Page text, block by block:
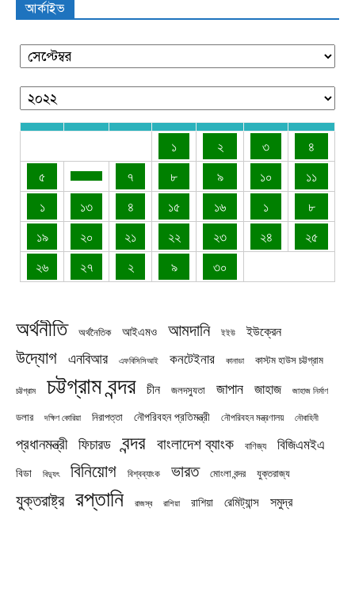
আর্কাইভ
১ ২ ৩
৪
৫
৭ ৮ ৯ ১০
১১
১
১৩ ৪ ১৫ ১৬ ১
৮
১৯
২০ ২১ ২২ ২৩ ২৪
২৫
২৬
২৭ ২ ৯ ৩০
অর্থনীতি অর্থনৈতিক আইএমও আমদানি ইইউ ইউক্রেন
উদ্যোগ এনবিআর এফবিসিসিআই কনটেইনার কানাডা কাস্টম হাউস চট্টগ্রাম
চট্টগ্রাম চট্টগ্রাম বন্দর চীন জলদস্যুতা জাপান জাহাজ জাহাজ নির্মাণ
ডলার দক্ষিণ কোরিয়া নিরাপত্তা নৌপরিবহন প্রতিমন্ত্রী নৌপরিবহন মন্ত্রণালয় নৌবাহিনী
প্রধানমন্ত্রী ফিচারড বন্দর বাংলাদেশ ব্যাংক বাণিজ্য বিজিএমইএ
বিডা বিদ্যুৎ বিনিয়োগ বিশ্বব্যাংক ভারত মোংলা বন্দর যুক্তরাজ্য
যুক্তরাষ্ট্র রপ্তানি রাজস্ব রাশিয়া রাশিয়া রেমিট্যান্স সমুদ্র